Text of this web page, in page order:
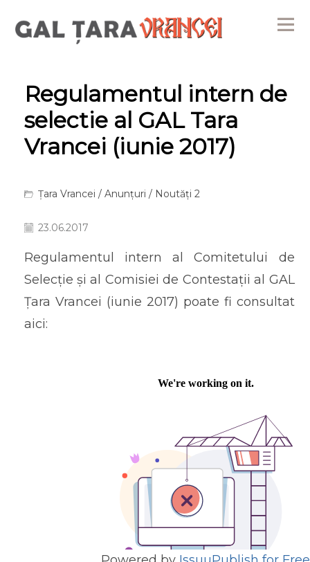
Regulamentul intern de
selectie al GAL Tara
Vrancei (iunie 2017)
Țara Vrancei / Anunțuri / Noutăți 2
23.06.2017
Regulamentul intern al Comitetului de
Selecție și al Comisiei de Contestații al GAL
Țara Vrancei (iunie 2017) poate fi consultat
aici: